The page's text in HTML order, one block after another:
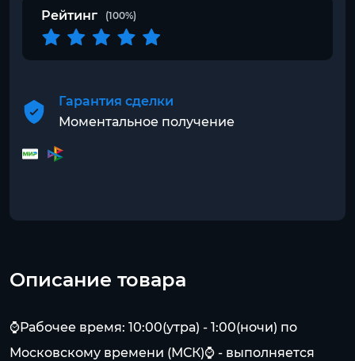
Рейтинг (100%)
Гарантия сделки
Моментальное получение
Описание товара
⌚Рабочее время: 10:00(утра) - 1:00(ночи) по
Московскому времени (МСК)⌚ - выполняется